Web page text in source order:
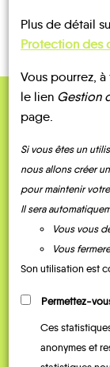
Plus de détail
Protection des
Vous pourrez,
le lien Gestion
page.
Si vous êtes un
nous allons créer
pour maintenir
Il sera
Vous vous
Vous
Son utilisation est
Permettez-
Ces
anonymes et